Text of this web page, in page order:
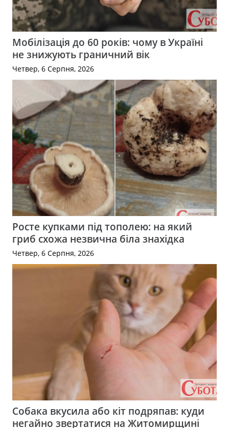
Мобілізація до 60 років: чому в Україні
не знижують граничний вік
Четвер, 6 Серпня, 2026
Росте купками під тополею: на який
гриб схожа незвична біла знахідка
Четвер, 6 Серпня, 2026
Собака вкусила або кіт подряпав: куди
негайно звертатися на Житомирщині